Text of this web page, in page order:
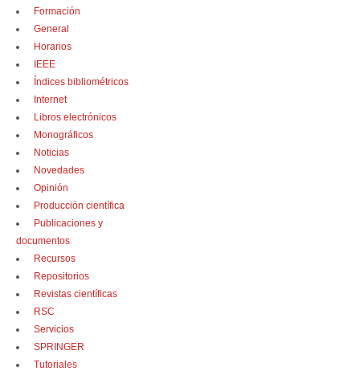
Formación
General
Horarios
IEEE
Índices bibliométricos
Internet
Libros electrónicos
Monográficos
Noticias
Novedades
Opinión
Producción científica
Publicaciones y
documentos
Recursos
Repositorios
Revistas científicas
RSC
Servicios
SPRINGER
Tutoriales